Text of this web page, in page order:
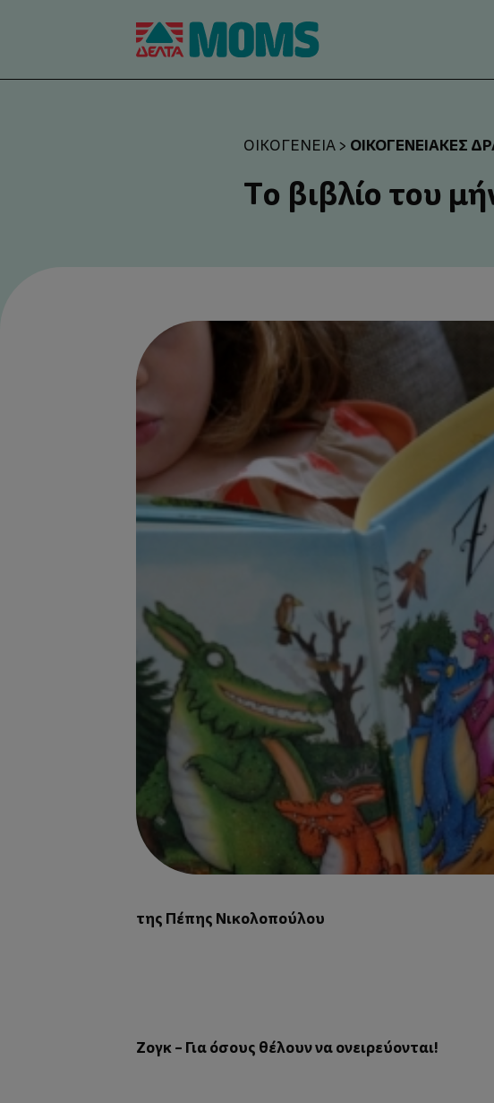
ΟΙΚΟΓΈΝΕΙΑ> ΟΙΚΟΓΕΝΕΙΑΚΈΣ
Το βιβλίο του
της Πέπης Νικολοπούλου
Ζογκ – Για όσους θέλουν να ονειρεύονται!